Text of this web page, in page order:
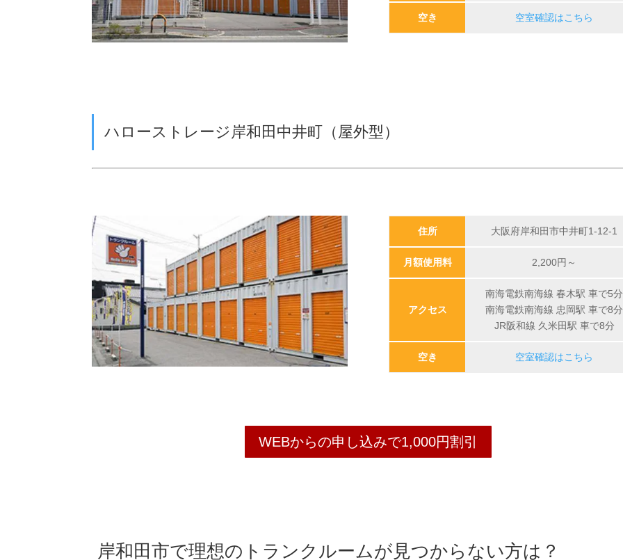
空き 空室確認はこちら
ハローストレージ岸和田中井町（屋外型）
住所 大阪府岸和田市中井町1-12-1
月額使用料 2,200円～
アクセス
南海電鉄南海線 春木駅 車で5分
南海電鉄南海線 忠岡駅 車で8分
JR阪和線 久米田駅 車で8分
空き 空室確認はこちら
WEBからの申し込みで1,000円割引
岸和田市で理想のトランクルームが見つからない方は？